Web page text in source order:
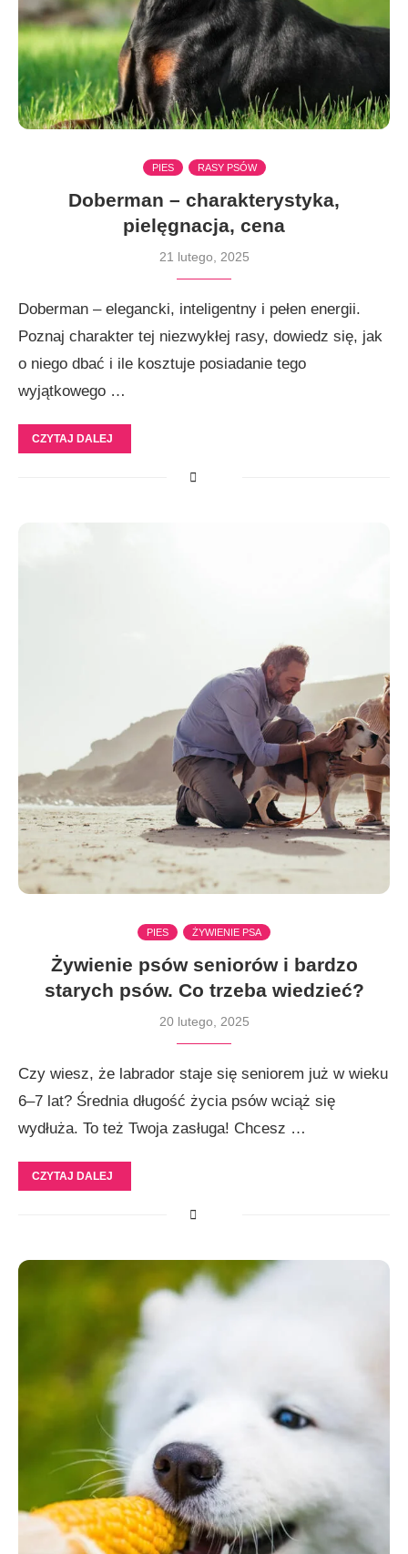
PIES RASY PSÓW
Doberman – charakterystyka,
pielęgnacja, cena
21 lutego, 2025
Doberman – elegancki, inteligentny i pełen energii.
Poznaj charakter tej niezwykłej rasy, dowiedz się, jak
o niego dbać i ile kosztuje posiadanie tego
wyjątkowego …
CZYTAJ DALEJ
PIES ŻYWIENIE PSA
Żywienie psów seniorów i bardzo
starych psów. Co trzeba wiedzieć?
20 lutego, 2025
Czy wiesz, że labrador staje się seniorem już w wieku
6–7 lat? Średnia długość życia psów wciąż się
wydłuża. To też Twoja zasługa! Chcesz …
CZYTAJ DALEJ